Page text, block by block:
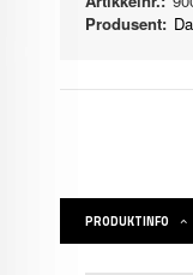
Produsent:
PRODUKTINFO